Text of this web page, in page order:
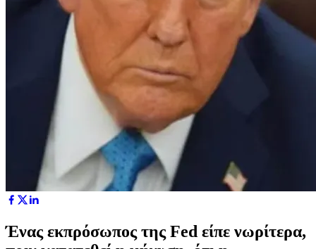
Ένας εκπρόσωπος της Fed είπε νωρίτερα,